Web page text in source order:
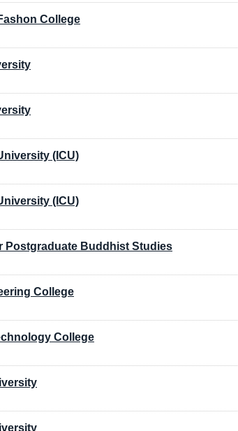
College
(ICU)
(ICU)
Postgraduate Buddhist Studies
College
College